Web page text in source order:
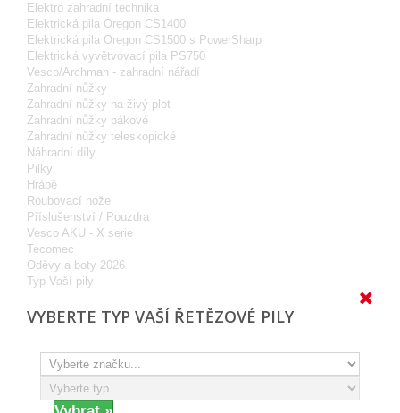
Elektro zahradní technika
Elektrická pila Oregon CS1400
Elektrická pila Oregon CS1500 s PowerSharp
Elektrická vyvětvovací pila PS750
Vesco/Archman - zahradní nářadí
Zahradní nůžky
Zahradní nůžky na živý plot
Zahradní nůžky pákové
Zahradní nůžky teleskopické
Náhradní díly
Pilky
Hrábě
Roubovací nože
Příslušenství / Pouzdra
Vesco AKU - X serie
Tecomec
Oděvy a boty 2026
Typ Vaší pily
VYBERTE TYP VAŠÍ ŘETĚZOVÉ PILY